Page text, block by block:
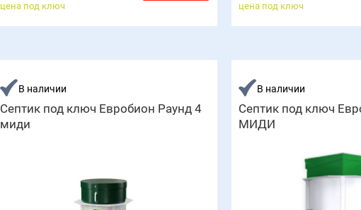
цена под ключ цена под ключ
В наличии
Септик под ключ Евробион Раунд 4
миди
В наличии
Септик под ключ
МИДИ